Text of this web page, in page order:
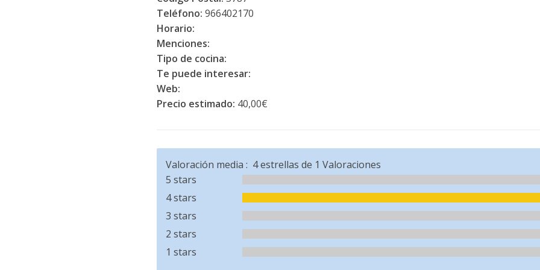
Teléfono: 966402170
Horario:
Menciones:
Tipo de cocina:
Te puede interesar:
Web:
Precio estimado: 40,00€
Valoración media :
5 stars
4 stars
3 stars
2 stars
1 stars
4estrellas de 1 Valoraciones